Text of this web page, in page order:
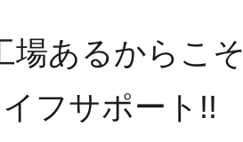
場あるからこそ
フサポート!!